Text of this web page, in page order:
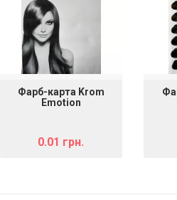
Фарб-карта Krom
Emotion
0.01 грн.